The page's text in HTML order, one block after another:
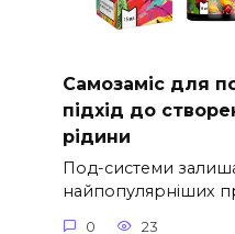
Самозаміс для
підхід до
рідини
Под-системи
найпопулярніших
0 23